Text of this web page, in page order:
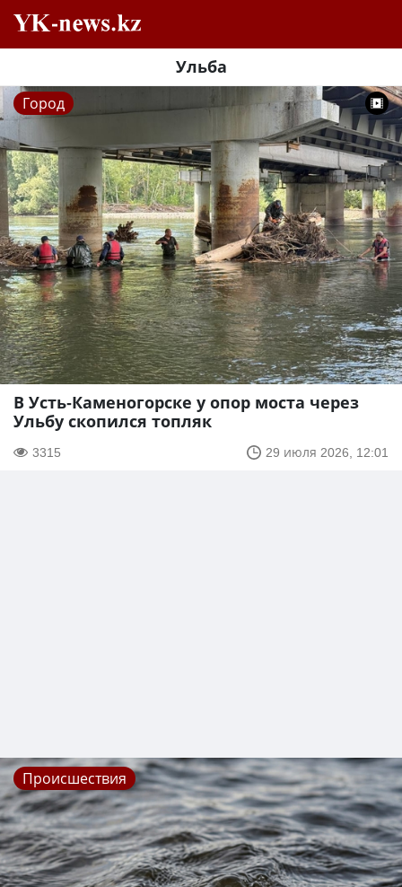
Ульба
Город
В Усть-Каменогорске у опор моста через
Ульбу скопился топляк
3315 29 июля 2026, 12:01
Происшествия